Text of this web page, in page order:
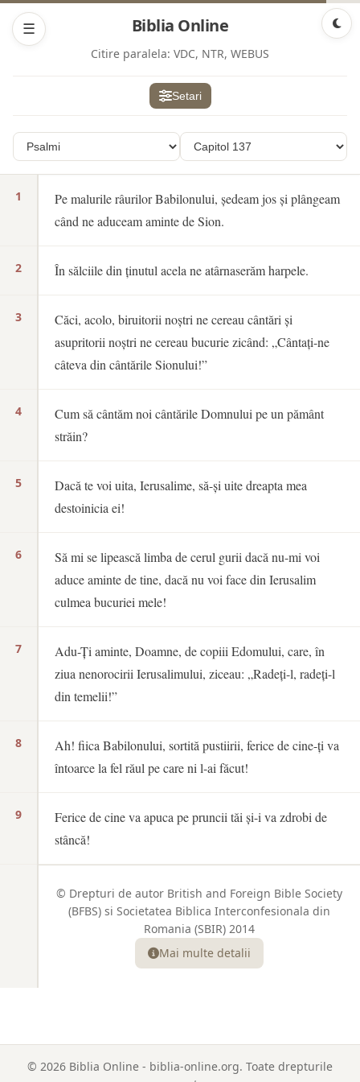
☰ Biblia Online
Citire paralela: VDC, NTR, WEBUS
Setari
1
2
3
4
5
6
7
8
9
Pe malurile râurilor Babilonului, ședeam jos și plângeam
când ne aduceam aminte de Sion.
În sălciile din ținutul acela ne atârnaserăm harpele.
Căci, acolo, biruitorii noștri ne cereau cântări și
asupritorii noștri ne cereau bucurie zicând: „Cântați-ne
câteva din cântările Sionului!”
Cum să cântăm noi cântările Domnului pe un pământ
străin?
Dacă te voi uita, Ierusalime, să-și uite dreapta mea
destoinicia ei!
Să mi se lipească limba de cerul gurii dacă nu-mi voi
aduce aminte de tine, dacă nu voi face din Ierusalim
culmea bucuriei mele!
Adu-Ți aminte, Doamne, de copiii Edomului, care, în
ziua nenorocirii Ierusalimului, ziceau: „Radeți-l, radeți-l
din temelii!”
Ah! fiica Babilonului, sortită pustiirii, ferice de cine-ți va
întoarce la fel răul pe care ni l-ai făcut!
Ferice de cine va apuca pe pruncii tăi și-i va zdrobi de
stâncă!
© Drepturi de autor British and Foreign Bible Society
(BFBS) si Societatea Biblica Interconfesionala din
Romania (SBIR) 2014
Mai multe detalii
© 2026 Biblia Online - biblia-online.org. Toate drepturile